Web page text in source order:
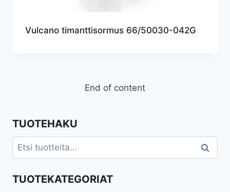
Vulcano timanttisormus 66/50030-042G
End of content
TUOTEHAKU
Etsi: Haku
TUOTEKATEGORIAT